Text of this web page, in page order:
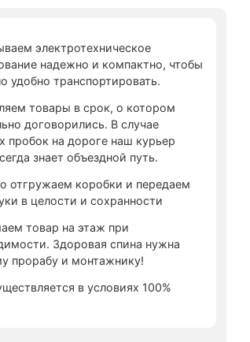
электротехническое
надежно и компактно, чтобы
удобно транспортировать.
товары в срок, о котором
договорились. В случае
пробок на дороге наш курьер
знает объездной путь.
отгружаем коробки и передаем
в целости и сохранности
товар на этаж при
Здоровая спина нужна
прорабу и монтажнику!
в условиях 100%